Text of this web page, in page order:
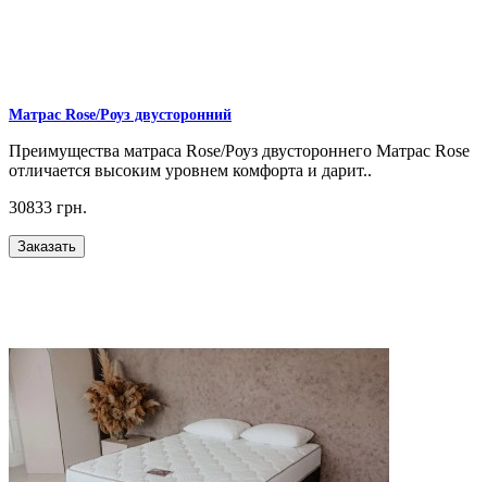
Матрас Rose/Роуз двусторонний
Преимущества матраса Rose/Роуз двустороннего Матрас Rose
отличается высоким уровнем комфорта и дарит..
30833 грн.
Заказать